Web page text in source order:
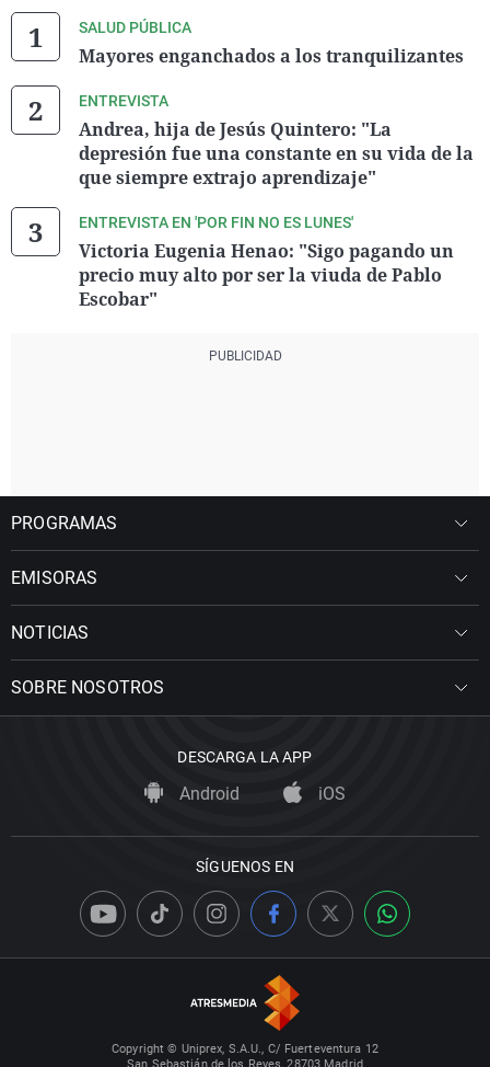
SALUD PÚBLICA
Mayores enganchados a los tranquilizantes
ENTREVISTA
Andrea, hija de Jesús Quintero: "La
depresión fue una constante en su vida de la
que siempre extrajo aprendizaje"
ENTREVISTA EN 'POR FIN NO ES LUNES'
Victoria Eugenia Henao: "Sigo pagando un
precio muy alto por ser la viuda de Pablo
Escobar"
PROGRAMAS
EMISORAS
NOTICIAS
SOBRE NOSOTROS
DESCARGA LA APP
Android iOS
SÍGUENOS EN
Copyright © Uniprex, S.A.U., C/ Fuerteventura 12